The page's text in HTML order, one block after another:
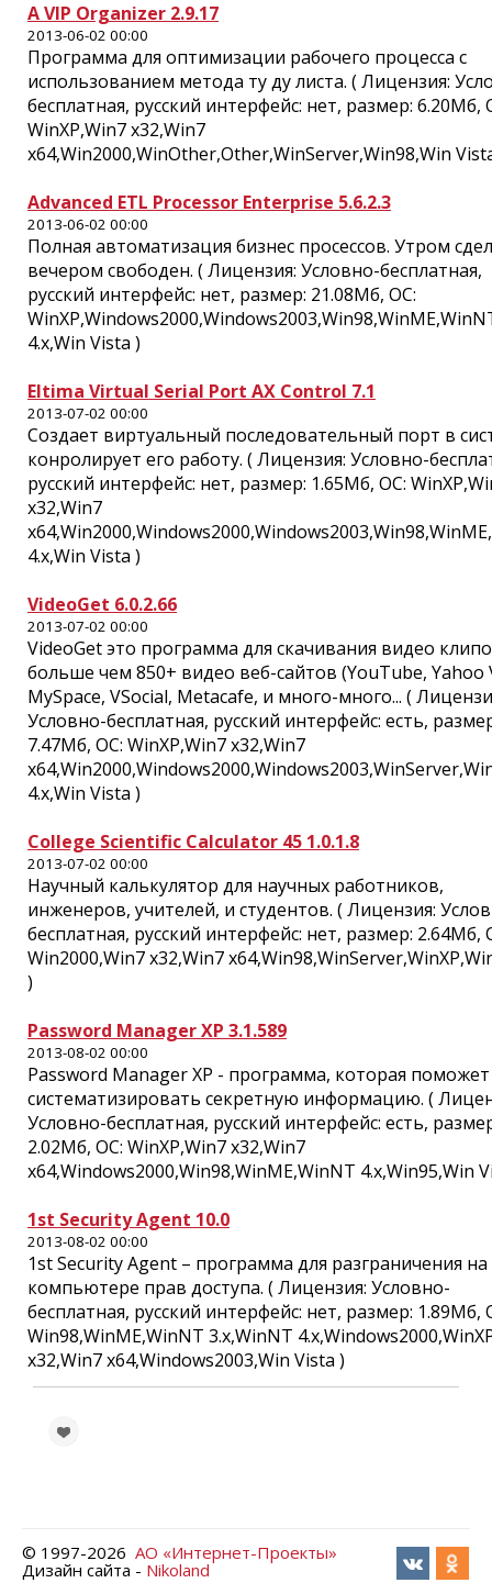
A VIP Organizer 2.9.17
2013-06-02 00:00
Программа для оптимизации рабочего процесса с
использованием метода ту ду листа. ( Лицензия:
бесплатная, русский интерфейс: нет, размер: 6.20Мб,
WinXP,Win7 x32,Win7
x64,Win2000,WinOther,Other,WinServer,Win98,Win
Advanced ETL Processor Enterprise 5.6.2.3
2013-06-02 00:00
Полная автоматизация бизнес просессов. Утром
вечером свободен. ( Лицензия: Условно-бесплатная,
русский интерфейс: нет, размер: 21.08Мб, ОС:
4.x,Win Vista )
Eltima Virtual Serial Port AX Control 7.1
2013-07-02 00:00
Создает виртуальный последовательный порт в
конролирует его работу. ( Лицензия: Условно-
русский интерфейс: нет, размер: 1.65Мб, ОС:
x32,Win7
4.x,Win Vista )
VideoGet 6.0.2.66
2013-07-02 00:00
VideoGet это программа для скачивания видео
больше чем 850+ видео веб-сайтов (YouTube, Yahoo
MySpace, VSocial, Metacafe, и много-много... (
Условно-бесплатная, русский интерфейс: есть,
7.47Мб, ОС: WinXP,Win7 x32,Win7
4.x,Win Vista )
College Scientific Calculator 45 1.0.1.8
2013-07-02 00:00
Научный калькулятор для научных работников,
инженеров, учителей, и студентов. ( Лицензия:
бесплатная, русский интерфейс: нет, размер: 2.64Мб,
Win2000,Win7 x32,Win7
)
Password Manager XP 3.1.589
2013-08-02 00:00
Password Manager XP - программа, которая
систематизировать секретную информацию. (
Условно-бесплатная, русский интерфейс: есть,
2.02Мб, ОС: WinXP,Win7 x32,Win7
x64,Windows2000,Win98,WinME,WinNT 4.x,Win95,Win
1st Security Agent 10.0
2013-08-02 00:00
1st Security Agent – программа для разграничения на
компьютере прав доступа. ( Лицензия: Условно-
бесплатная, русский интерфейс: нет, размер: 1.89Мб,
Win98,WinME,WinNT 3.x,WinNT
x32,Win7 x64,Windows2003,Win Vista )
© 1997-2026 АО «Интернет-Проекты»
Дизайн сайта - Nikoland